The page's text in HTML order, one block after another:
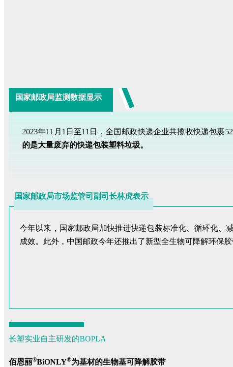
国家邮政局监测数据显示
2023年11月1日至11日，全国邮政快递企业共揽收快递包裹
的是大量废弃的快递包装塑料垃圾。
国家邮政局市场监管司副司长林虎表示
今年以来，国家邮政局加快推进快递包装标准化、循环化、
成效。此外，中国邮政今年还推出了新型全生物可降解环保
长塑实业自主研发的BOPLA
佰恩丽®BiONLY®为基材的生物基可降解胶带